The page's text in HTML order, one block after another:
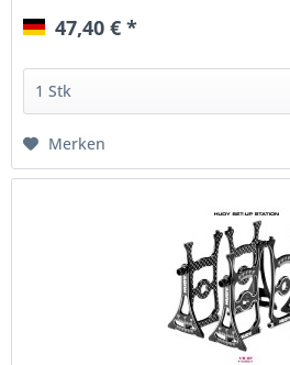
47,40 € *
Merken